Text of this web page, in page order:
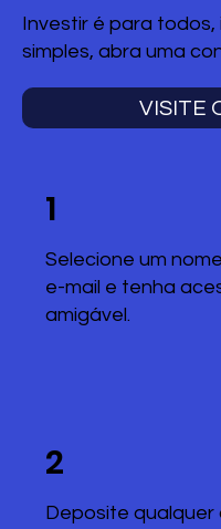
Investir é para todos,
simples, abra uma
VISITE
1
Selecione um
e-mail e tenha
amigável.
2
Deposite qualquer